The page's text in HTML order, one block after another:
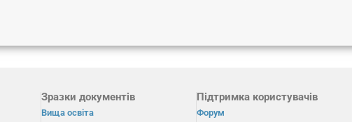
Зразки документів
Вища освіта
Підтримка користувачів
Форум